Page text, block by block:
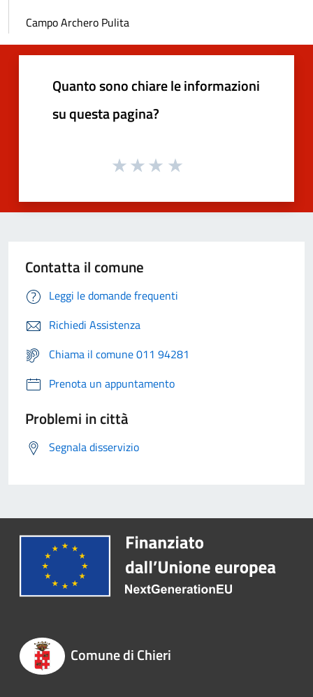
Campo Archero Pulita
Quanto sono chiare le informazioni
su questa pagina?
Contatta il comune
Leggi le domande frequenti
Richiedi Assistenza
Chiama il comune 011 94281
Prenota un appuntamento
Problemi in città
Segnala disservizio
Comune di Chieri